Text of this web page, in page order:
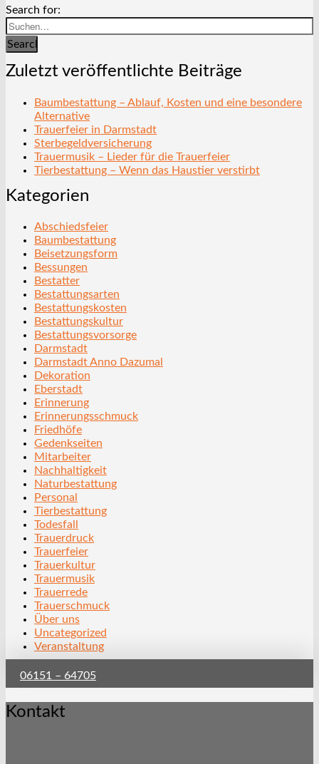
Search for:
Search
Zuletzt veröffentlichte Beiträge
Baumbestattung – Ablauf, Kosten und eine besondere
Alternative
Trauerfeier in Darmstadt
Sterbegeldversicherung
Trauermusik – Lieder für die Trauerfeier
Tierbestattung – Wenn das Haustier verstirbt
Kategorien
Abschiedsfeier
Baumbestattung
Beisetzungsform
Bessungen
Bestatter
Bestattungsarten
Bestattungskosten
Bestattungskultur
Bestattungsvorsorge
Darmstadt
Darmstadt Anno Dazumal
Dekoration
Eberstadt
Erinnerung
Erinnerungsschmuck
Friedhöfe
Gedenkseiten
Mitarbeiter
Nachhaltigkeit
Naturbestattung
Personal
Tierbestattung
Todesfall
Trauerdruck
Trauerfeier
Trauerkultur
Trauermusik
Trauerrede
Trauerschmuck
Über uns
Uncategorized
Veranstaltung
06151 – 64705
Kontakt